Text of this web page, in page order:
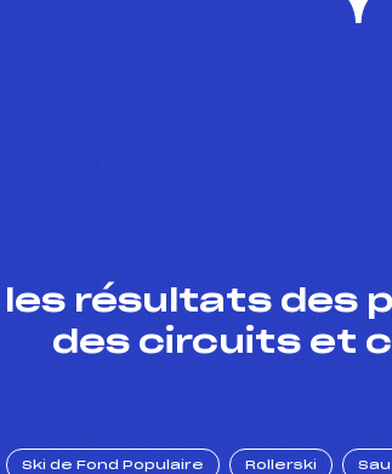
les résultats des
des circuits et
Ski de Fond Populaire Rollerski